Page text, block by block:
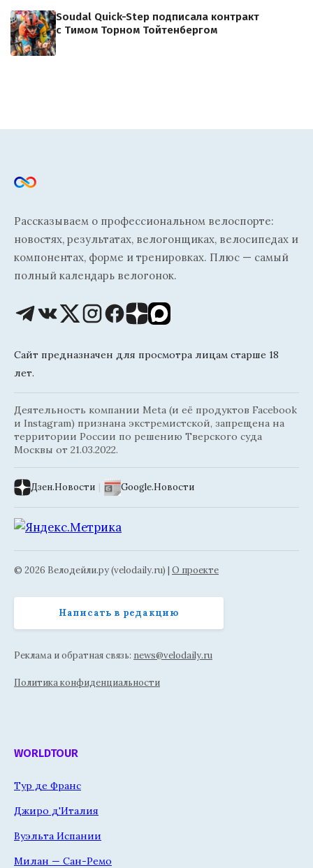
Soudal Quick-Step подписала контракт
с Тимом Торном Тойтенбергом
Рассказываем о профессиональном велоспорте:
новостях, результатах, велогонщиках, велосипедах и
компонентах, форме и тренировках. Плюс — самый
полный календарь велогонок.
Сайт предназначен для просмотра лицам старше 18
лет.
Деятельность компании Meta (и её продуктов Facebook
и Instagram) признана экстремистской, запрещена на
территории России по решению Тверского суда
Москвы от 21.03.2022.
Дзен.Новости | Google.Новости
© 2026 Велодейли.ру (velodaily.ru) | О проекте
Написать в редакцию
Реклама и обратная связь: news@velodaily.ru
Политика конфиденциальности
WORLDTOUR
Тур де Франс
Джиро д'Италия
Вуэльта Испании
Милан — Сан-Ремо